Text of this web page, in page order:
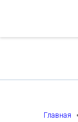
Главная